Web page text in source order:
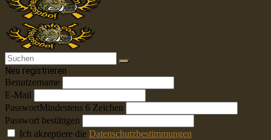
Neu registrieren
Benutzername
E-Mail
PasswortMindestens 6 Zeichen
Passwort bestätigen
Ich akzeptiere die Datenschutzbestimmungen